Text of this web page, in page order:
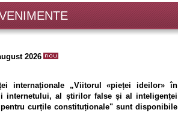
2026
internaționale „Viitorul «pieței ideilor» în
internetului, al știrilor false și al inteligenței
curțile constituționale" sunt disponibile